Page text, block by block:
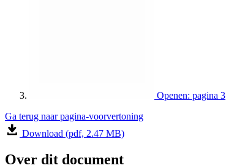
Openen: pagina 3
Ga terug naar pagina-voorvertoning
Download (pdf, 2.47 MB)
Over dit document